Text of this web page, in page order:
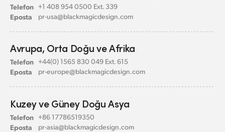
Telefon
Eposta
+1 408 954 0500 Ext. 339
pr-usa@blackmagicdesign.com
Avrupa, Orta Doğu ve Afrika
Telefon
Eposta
+44(0) 1565 830 049 Ext. 615
pr-europe@blackmagicdesign.com
Kuzey ve Güney Doğu Asya
Telefon
Eposta
+86 17786519350
pr-asia@blackmagicdesign.com